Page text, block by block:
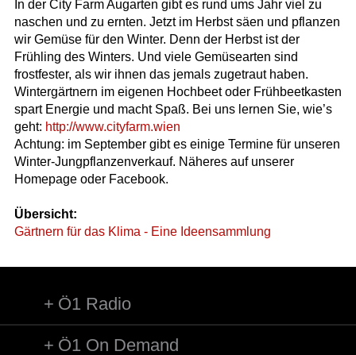
In der City Farm Augarten gibt es rund ums Jahr viel zu
naschen und zu ernten. Jetzt im Herbst säen und pflanzen
wir Gemüse für den Winter. Denn der Herbst ist der
Frühling des Winters. Und viele Gemüsearten sind
frostfester, als wir ihnen das jemals zugetraut haben.
Wintergärtnern im eigenen Hochbeet oder Frühbeetkasten
spart Energie und macht Spaß. Bei uns lernen Sie, wie’s
geht: http://www.cityfarm.wien
Achtung: im September gibt es einige Termine für unseren
Winter-Jungpflanzenverkauf. Näheres auf unserer
Homepage oder Facebook.
Übersicht:
Gärtnern für das Klima - Eine Ideensammlung
Ö1 Radio
Ö1 On Demand